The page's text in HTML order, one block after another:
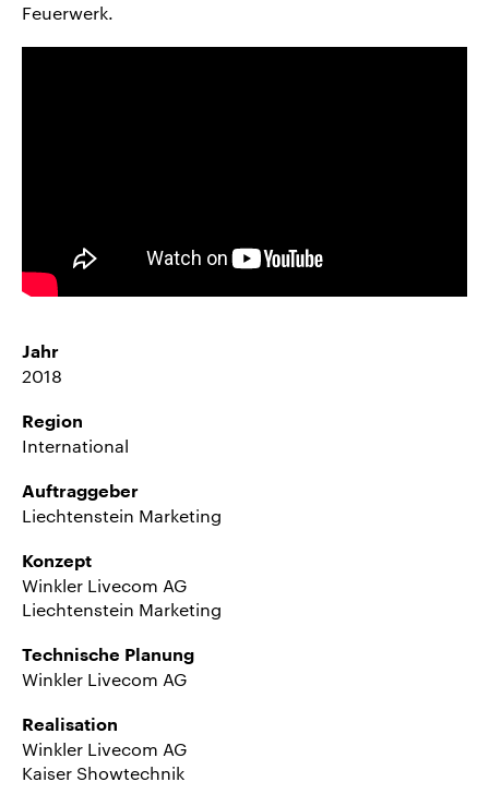
Feuerwerk.
Jahr
2018
Region
International
Auftraggeber
Liechtenstein Marketing
Konzept
Winkler Livecom AG
Liechtenstein Marketing
Technische Planung
Winkler Livecom AG
Realisation
Winkler Livecom AG
Kaiser Showtechnik